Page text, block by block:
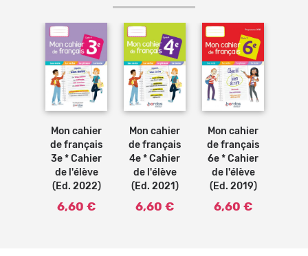
Ajouter
au
Mon cahier
de français
3e * Cahier
de l'élève
(Ed. 2022)
6,60 €
Ajouter
au
Mon cahier
de français
4e * Cahier
de l'élève
(Ed. 2021)
6,60 €
Ajouter
au
Mon cahier
de français
6e * Cahier
de l'élève
(Ed. 2019)
6,60 €